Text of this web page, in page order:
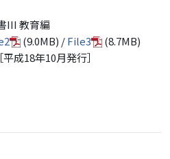
III 教育編
(9.0MB) /File3
(8.7MB)
成18年10月発行］